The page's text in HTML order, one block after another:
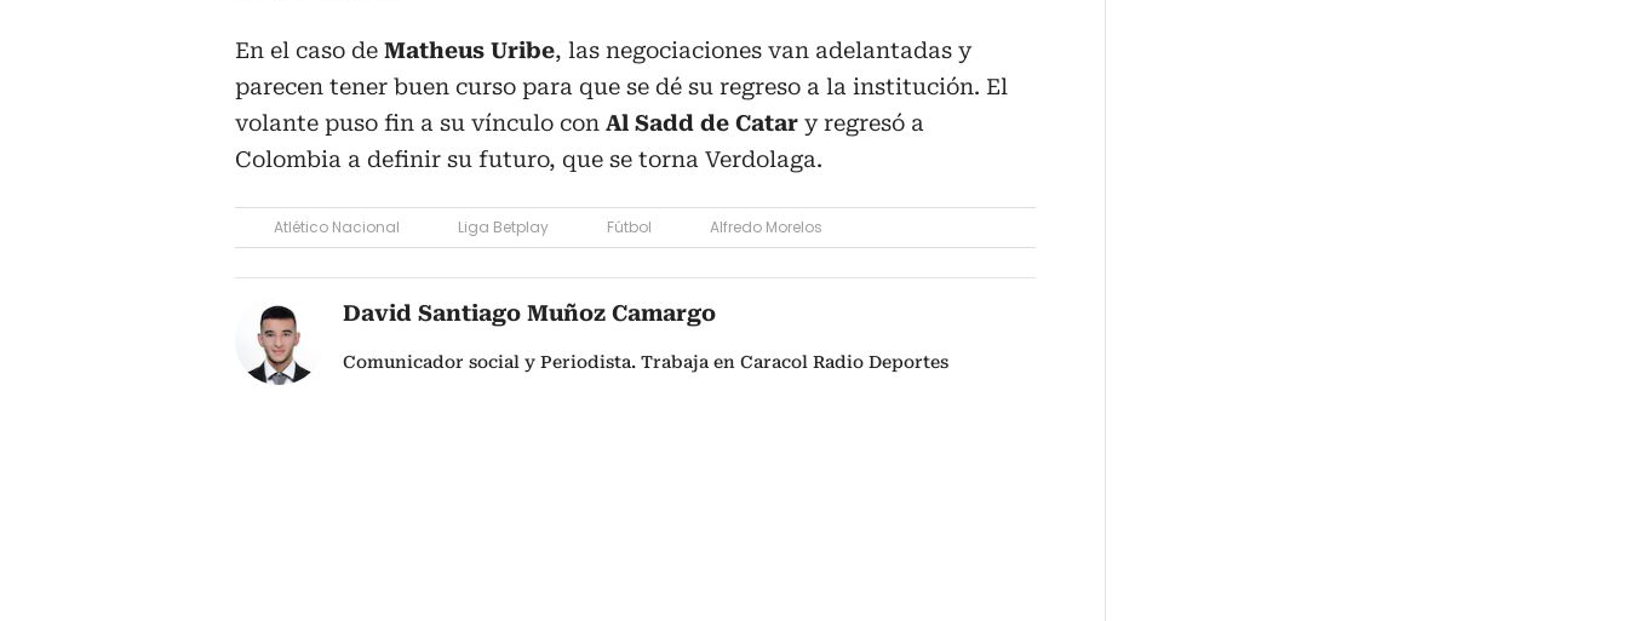
En el caso de Matheus Uribe, las negociaciones van adelantadas y
parecen tener buen curso para que se dé su regreso a la institución. El
volante puso fin a su vínculo con Al Sadd de Catar y regresó a
Colombia a definir su futuro, que se torna Verdolaga.
Atlético Nacional Liga Betplay Fútbol Alfredo Morelos
David Santiago Muñoz Camargo
Comunicador social y Periodista. Trabaja en Caracol Radio Deportes